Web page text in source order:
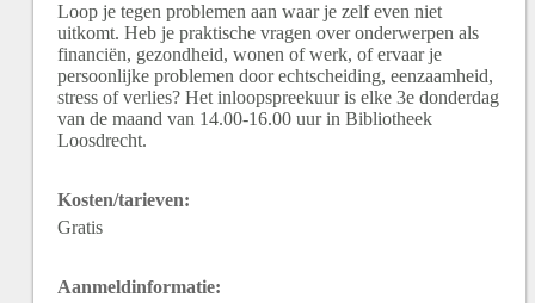
Loop je tegen problemen aan waar je zelf even niet
uitkomt. Heb je praktische vragen over onderwerpen als
financiën, gezondheid, wonen of werk, of ervaar je
persoonlijke problemen door echtscheiding, eenzaamheid,
stress of verlies? Het inloopspreekuur is elke 3e donderdag
van de maand van 14.00-16.00 uur in Bibliotheek
Loosdrecht.
Kosten/tarieven:
Gratis
Aanmeldinformatie: